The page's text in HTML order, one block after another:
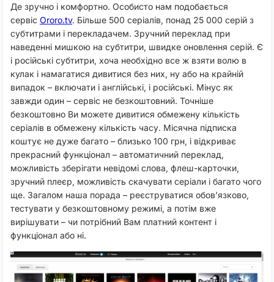
Де зручно і комфортно. Особисто нам подобається
сервіс Ororo.tv. Більше 500 серіалів, понад 25 000 серій з
субтитрами і перекладачем. Зручний переклад при
наведенні мишкою на субтитри, швидке оновлення серій. Є
і російські субтитри, хоча необхідно все ж взяти волю в
кулак і намагатися дивитися без них, ну або на крайній
випадок – включати і англійські, і російські. Мінус як
завжди один – сервіс не безкоштовний. Точніше
безкоштовно Ви можете дивитися обмежену кількість
серіалів в обмежену кількість часу. Місячна підписка
коштує не дуже багато – близько 100 грн, і відкриває
прекрасний функціонал – автоматичний переклад,
можливість зберігати невідомі слова, флеш-карточки,
зручний плеєр, можливість скачувати серіали і багато чого
ще. Загалом наша порада – реєструватися обов’язково,
тестувати у безкоштовному режимі, а потім вже
вирішувати – чи потрібний Вам платний контент і
функціонал або ні.